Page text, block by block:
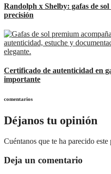
Randolph x Shelby: gafas de
precisión
Certificado de autenticidad en
importante
comentarios
Déjanos tu opinión
Cuéntanos que te ha parecido este
Deja un comentario